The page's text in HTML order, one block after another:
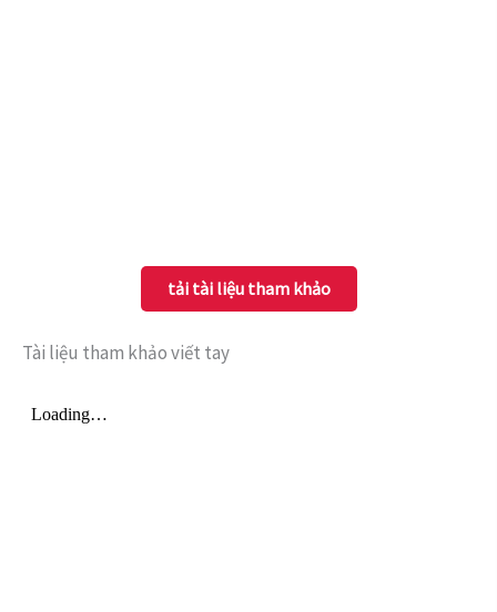
tải tài liệu tham khảo
Tài liệu tham khảo viết tay